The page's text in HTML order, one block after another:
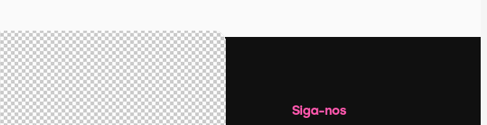
Começar Empresa Siga-nos